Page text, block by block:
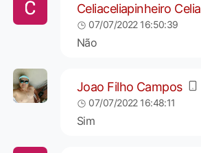
Celiaceliapinheiro Celia
07/07/2022 16:50:39
Não
Joao Filho Campos
07/07/2022 16:48:11
Sim